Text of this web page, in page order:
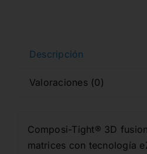
Descripción
Valoraciones (0)
Composi-Tight® 3D
matrices con tecnología